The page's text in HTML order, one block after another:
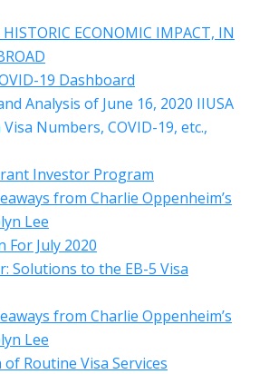
ECONOMIC IMPACT, IN
19 Dashboard
Analysis of June 16, 2020 IIUSA
Numbers, COVID-19, etc.,
Investor Program
from Charlie Oppenheim’s
Lee
For July 2020
Solutions to the EB-5 Visa
from Charlie Oppenheim’s
Lee
Routine Visa Services